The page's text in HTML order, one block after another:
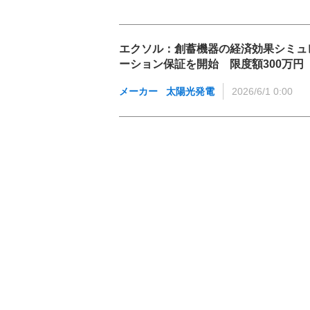
エクソル：創蓄機器の経済効果シミュ
ーション保証を開始 限度額300万円
メーカー 太陽光発電 2026/6/1 0:00